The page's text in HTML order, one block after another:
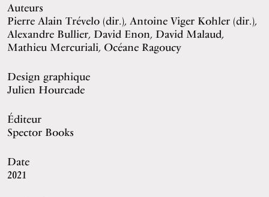
Auteurs
Pierre Alain Trévelo (dir.), Antoine Viger Kohler (dir.),
Alexandre Bullier, David Enon, David Malaud,
Mathieu Mercuriali, Océane Ragoucy
Design graphique
Julien Hourcade
Éditeur
Spector Books
Date
2021